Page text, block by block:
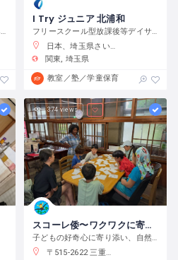
「やらなきゃいけないこと」はありません。宿題をやるのもよし、自分で目標をたてて取り組むのもよし、なんでもチャレンジできる環境です。
ブスクール
I Try ジュニア 北浦和
フリースクール型放課後等デイサービス
日本、埼玉県さいたま市浦和区元町２−３４−１０
関東
埼玉県
教室／塾／学童保育
374 views
スコーレ倭〜ワクワクに寄り添う学校〜
子どもの好奇心に寄り添い、自然体験と創作活動を通してこの世界の面白さへと導きます。
〒515-2622 三重県津市白山町中ノ村１３８−４